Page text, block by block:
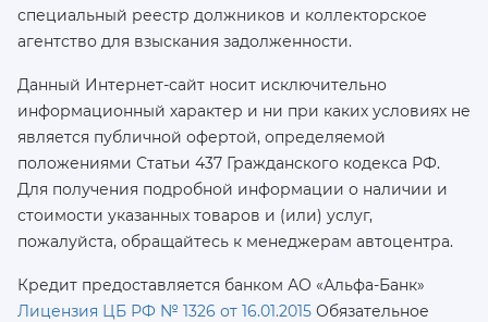
специальный реестр должников и коллекторское
агентство для взыскания задолженности.
Данный Интернет-сайт носит исключительно
информационный характер и ни при каких условиях не
является публичной офертой, определяемой
положениями Статьи 437 Гражданского кодекса РФ.
Для получения подробной информации о наличии и
стоимости указанных товаров и (или) услуг,
пожалуйста, обращайтесь к менеджерам автоцентра.
Кредит предоставляется банком АО «Альфа-Банк»
Лицензия ЦБ РФ № 1326 от 16.01.2015 Обязательное